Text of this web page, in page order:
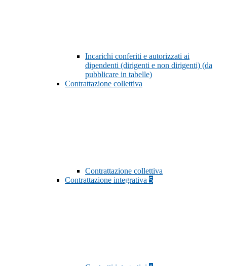
Incarichi conferiti e autorizzati ai
dipendenti (dirigenti e non dirigenti) (da
pubblicare in tabelle)
Contrattazione collettiva
Contrattazione collettiva
Contrattazione integrativa 5